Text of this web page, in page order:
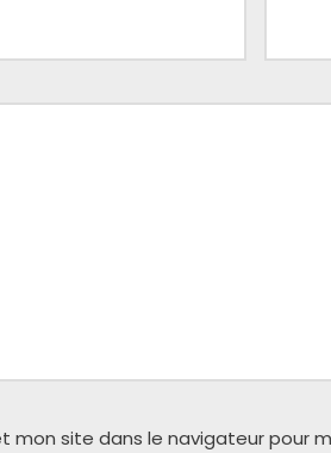
mon site dans le navigateur pour